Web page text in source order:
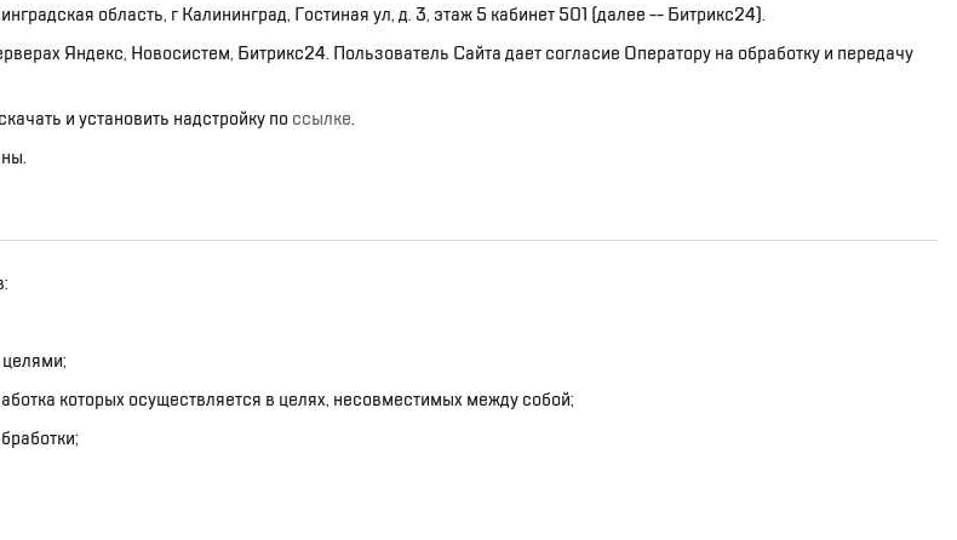
область, г Калининград, Гостиная ул, д. 3, этаж 5 кабинет 501 (далее -- Битрикс24).
Яндекс, Новосистем, Битрикс24. Пользователь Сайта дает согласие Оператору на обработку и передачу
и установить надстройку поссылке.
которых осуществляется в целях, несовместимых между собой;